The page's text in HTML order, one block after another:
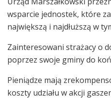
wsparcie jednostek, które
największą i najdłuższą w
Zainteresowani strażacy o
poprzez swoje gminy do
Pieniądze mają
koszty udziału w akcji